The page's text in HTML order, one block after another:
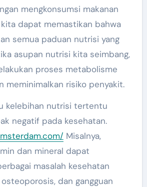
mengkonsumsi makanan
dapat memastikan bahwa
semua paduan nutrisi yang
asupan nutrisi kita seimbang,
proses metabolisme
meminimalkan risiko penyakit.
kelebihan nutrisi tertentu
negatif pada kesehatan.
Misalnya,
dan mineral dapat
masalah kesehatan
dan gangguan